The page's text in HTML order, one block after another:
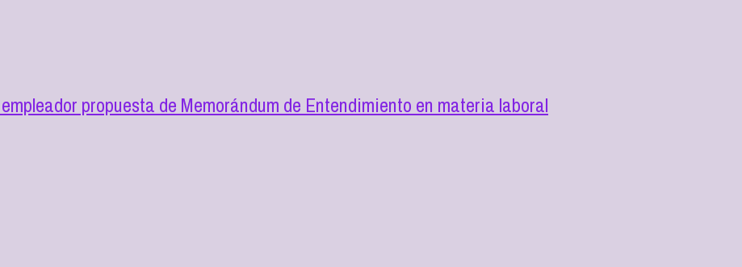
propuesta de Memorándum de Entendimiento en materia laboral